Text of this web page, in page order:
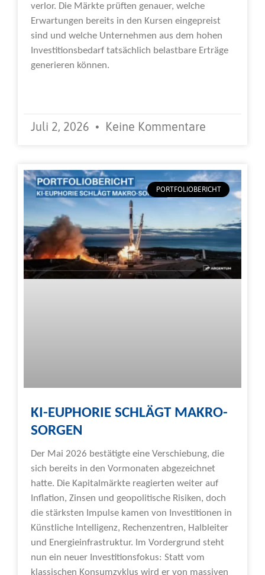
verlor. Die Märkte prüften genauer, welche
Erwartungen bereits in den Kursen eingepreist
sind und welche Unternehmen aus dem hohen
Investitionsbedarf tatsächlich belastbare Erträge
generieren können.
Juli 2, 2026 Keine Kommentare
PORTFOLIOBERICHT
KI-EUPHORIE SCHLÄGT MAKRO-
SORGEN
Der Mai 2026 bestätigte eine Verschiebung, die
sich bereits in den Vormonaten abgezeichnet
hatte. Die Kapitalmärkte reagierten weiter auf
Inflation, Zinsen und geopolitische Risiken, doch
die stärksten Impulse kamen von Investitionen in
Künstliche Intelligenz, Rechenzentren, Halbleiter
und Energieinfrastruktur. Im Vordergrund steht
nun ein neuer Investitionsfokus: Statt vom
klassischen Konsumzyklus wird er von massiven